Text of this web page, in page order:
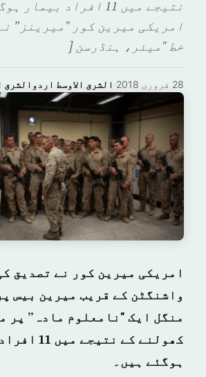
نتیجے میں 11 افراد
امریکی میرین کور "میرینز”
خط "میئر، ہنڈرسن [
الشرق الاوسط اردوالشرق · 28 فروری 2018
امریکی میرین کور نے تصدیق
واشنگٹن کے قریب میرین بیس
منگل ایک "نامعلوم مادہ” پر
کھولنے کے
ہوگئے ہیں۔